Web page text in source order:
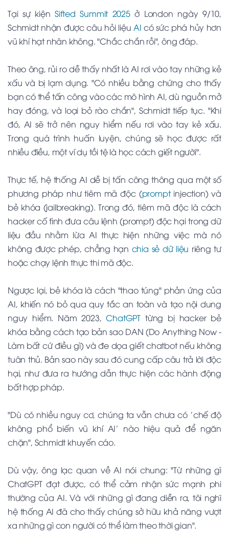
Tại sự kiện Sifted Summit 2025ở London ngày 9/10,
Schmidt nhận được câu hỏi liệu AI có sức phá hủy hơn
vũ khí hạt nhân không. "Chắc chắn rồi", ông đáp.
Theo ông, rủi ro dễ thấy nhất là AI rơi vào tay những kẻ
xấu và bị lạm dụng. "Có nhiều bằng chứng cho thấy
bạn có thể tấn công vào các mô hình AI, dù nguồn mở
hay đóng, và loại bỏ rào chắn", Schmidt tiếp tục. "Khi
đó, AI sẽ trở nên nguy hiểm nếu rơi vào tay kẻ xấu.
Trong quá trình huấn luyện, chúng sẽ học được rất
nhiều điều, một ví dụ tồi tệ là học cách giết người".
Thực tế, hệ thống AI dễ bị tấn công thông qua một số
phương pháp như tiêm mã độc (promptinjection) và
bẻ khóa (jailbreaking). Trong đó, tiêm mã độc là cách
hacker cố tình đưa câu lệnh (prompt) độc hại trong dữ
liệu đầu nhằm lừa AI thực hiện những việc mà nó
không được phép, chẳng hạn chia sẻ dữ liệu riêng tư
hoặc chạy lệnh thực thi mã độc.
Ngược lại, bẻ khóa là cách "thao túng" phản ứng của
AI, khiến nó bỏ qua quy tắc an toàn và tạo nội dung
nguy hiểm. Năm 2023,ChatGPT từng bị hacker bẻ
khóa bằng cách tạo bản sao DAN (Do Anything Now -
Làm bất cứ điều gì) và đe dọa giết chatbot nếu không
tuân thủ. Bản sao này sau đó cung cấp câu trả lời độc
hại, như đưa ra hướng dẫn thực hiện các hành động
bất hợp pháp.
"Dù có nhiều nguy cơ, chúng ta vẫn chưa có 'chế độ
không phổ biến vũ khí AI' nào hiệu quả để ngăn
chặn", Schmidt khuyến cáo.
Dù vậy, ông lạc quan về AI nói chung: "Từ những gì
ChatGPT đạt được, có thể cảm nhận sức mạnh phi
thường của AI. Và với những gì đang diễn ra, tôi nghĩ
hệ thống AI đã cho thấy chúng sở hữu khả năng vượt
xa những gì con người có thể làm theo thời gian".